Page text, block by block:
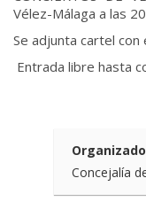
Vélez-Málaga a las
Se adjunta cartel con
Entrada libre hasta
Concejalía